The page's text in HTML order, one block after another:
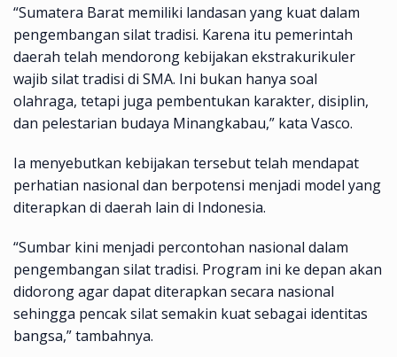
“Sumatera Barat memiliki landasan yang kuat dalam
pengembangan silat tradisi. Karena itu pemerintah
daerah telah mendorong kebijakan ekstrakurikuler
wajib silat tradisi di SMA. Ini bukan hanya soal
olahraga, tetapi juga pembentukan karakter, disiplin,
dan pelestarian budaya Minangkabau,” kata Vasco.
Ia menyebutkan kebijakan tersebut telah mendapat
perhatian nasional dan berpotensi menjadi model yang
diterapkan di daerah lain di Indonesia.
“Sumbar kini menjadi percontohan nasional dalam
pengembangan silat tradisi. Program ini ke depan akan
didorong agar dapat diterapkan secara nasional
sehingga pencak silat semakin kuat sebagai identitas
bangsa,” tambahnya.